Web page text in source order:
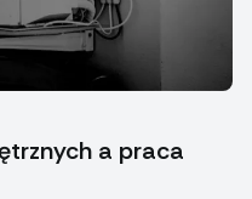
a praca